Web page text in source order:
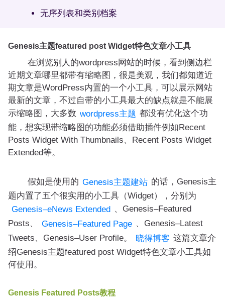
无序列表和类别档案
Genesis主题featured post Widget特色文章小工具
在浏览别人的wordpress网站的时候，看到侧边栏
近期文章哪里都带有缩略图，很是美观，我们都知道近
期文章是WordPress内置的一个小工具，可以展示网站
最新的文章，不过自带的小工具最大的缺点就是不能展
示缩略图，大多数 wordpress主题 都没有优化这个功
能，想实现带缩略图的功能必须借助插件例如Recent
Posts Widget With Thumbnails、Recent Posts Widget
Extended等。
假如是使用的 Genesis主题建站 的话，Genesis主
题内置了五个很实用的小工具（Widget），分别为
Genesis–eNews Extended 、Genesis–Featured
Posts、
Genesis–Featured Page 、Genesis–Latest
Tweets、Genesis–User Profile。
晓得博客 这篇文章介
绍Genesis主题featured post Widget特色文章小工具如
何使用。
Genesis Featured Posts教程